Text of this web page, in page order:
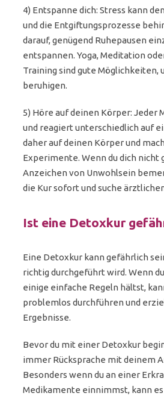
4) Entspanne dich: Stress kann
und die Entgiftungsprozesse
darauf, genügend Ruhepausen
entspannen. Yoga, Meditation
Training sind gute Möglichkeiten,
beruhigen.
5) Höre auf deinen Körper: Jeder
und reagiert unterschiedlich auf
daher auf deinen Körper und
Experimente. Wenn du dich nicht
Anzeichen von Unwohlsein
die Kur sofort und suche
Ist eine Detoxkur
Eine Detoxkur kann gefährlich
richtig durchgeführt wird. Wenn
einige einfache Regeln hältst,
problemlos durchführen und
Ergebnisse.
Bevor du mit einer Detoxkur
immer Rücksprache mit deinem
Besonders wenn du an einer
Medikamente einnimmst, kann es